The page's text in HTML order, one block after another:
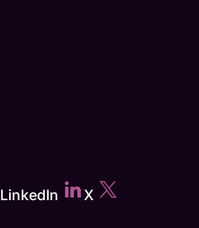
LinkedIn X